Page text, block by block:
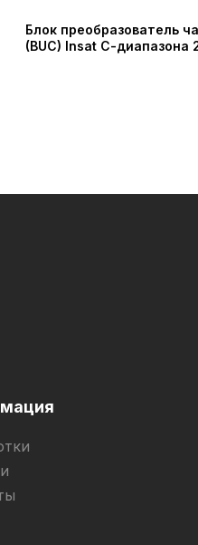
Блок преобразователь
(BUC) Insat С-диапазона